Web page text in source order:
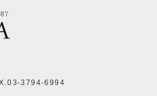
3794-6994